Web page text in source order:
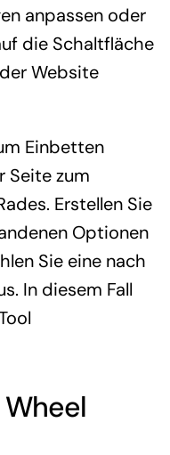
anpassen oder
die Schaltfläche
Website
Einbetten
Seite zum
Erstellen Sie
Optionen
Sie eine nach
In diesem Fall